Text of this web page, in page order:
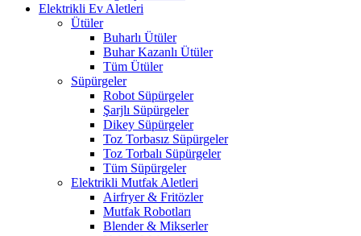
Elektrikli Ev Aletleri
Ütüler
Buharlı Ütüler
Buhar Kazanlı Ütüler
Tüm Ütüler
Süpürgeler
Robot Süpürgeler
Şarjlı Süpürgeler
Dikey Süpürgeler
Toz Torbasız Süpürgeler
Toz Torbalı Süpürgeler
Tüm Süpürgeler
Elektrikli Mutfak Aletleri
Airfryer & Fritözler
Mutfak Robotları
Blender & Mikserler